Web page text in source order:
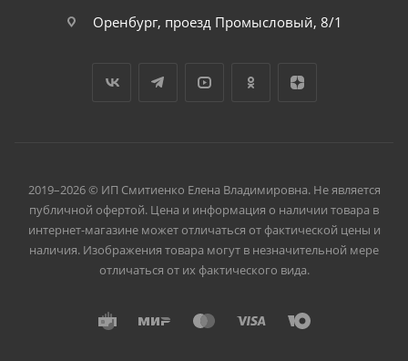
Оренбург, проезд Промысловый, 8/1
2019–2026 © ИП Смитиенко Елена Владимировна. Не является
публичной офертой. Цена и информация о наличии товара в
интернет-магазине может отличаться от фактической цены и
наличия. Изображения товара могут в незначительной мере
отличаться от их фактического вида.